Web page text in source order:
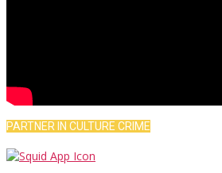
PARTNER IN CULTURE CRIME